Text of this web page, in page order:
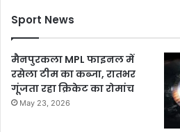
Sport News
मैनपुरकला MPL फाइनल में
रसेला टीम का कब्जा, रातभर
गूंजता रहा क्रिकेट का रोमांच
May 23, 2026